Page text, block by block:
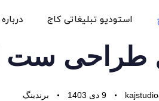
استودیو تبلیغاتی کاج
طراحی ست
9 دی 1403 برندینگ